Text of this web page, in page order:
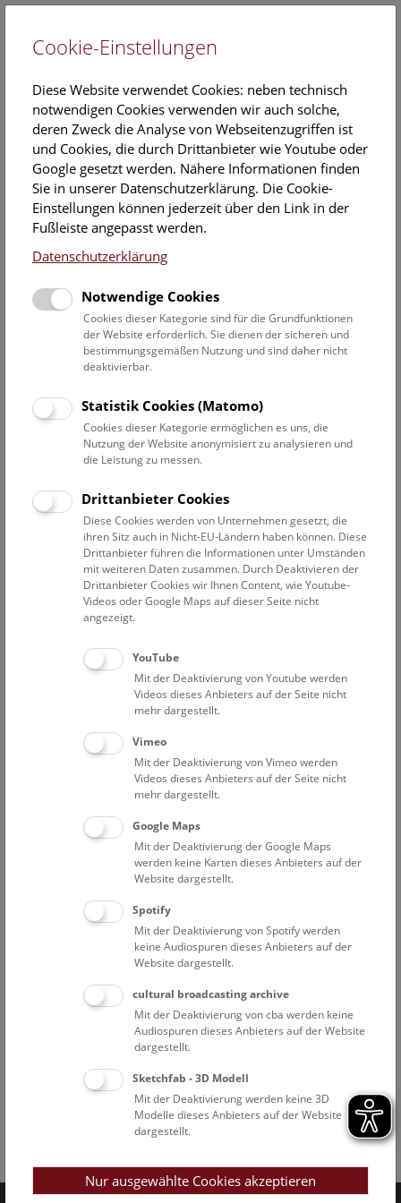
EN
Veranstaltungskalender
Informationen zu Gruppen,- Kindergarten- und
Schulprogrammen finden Siehier
Datumsfilter
28.5.2024
Datum auswählen
Erweiterte Suche
Filter zurücksetzen
28. Mai 2024
Bisher keine Ergebnisse. Dienstags ist das NHM Wien
in der Regel geschlossen. Ausnahmen finden sie
Eine Nacht im Museum
Cookie-Einstellungen
Diese Website verwendet Cookies: neben technisch
notwendigen Cookies verwenden wir auch solche,
deren Zweck die Analyse von Webseitenzugriffen ist
und Cookies, die durch Drittanbieter wie Youtube oder
Google gesetzt werden. Nähere Informationen finden
Sie in unserer Datenschutzerklärung. Die Cookie-
Einstellungen können jederzeit über den Link in der
Fußleiste angepasst werden.
Datenschutzerklärung
Notwendige Cookies
Cookies dieser Kategorie sind für die Grundfunktionen
der Website erforderlich. Sie dienen der sicheren und
bestimmungsgemäßen Nutzung und sind daher nicht
deaktivierbar.
Statistik Cookies (Matomo)
Cookies dieser Kategorie ermöglichen es uns, die
Nutzung der Website anonymisiert zu analysieren und
die Leistung zu messen.
Drittanbieter Cookies
Diese Cookies werden von Unternehmen gesetzt, die
ihren Sitz auch in Nicht-EU-Ländern haben können. Diese
Drittanbieter führen die Informationen unter Umständen
mit weiteren Daten zusammen. Durch Deaktivieren der
Drittanbieter Cookies wir Ihnen Content, wie Youtube-
Videos oder Google Maps auf dieser Seite nicht
angezeigt.
YouTube
Mit der Deaktivierung von Youtube werden
Videos dieses Anbieters auf der Seite nicht
mehr dargestellt.
Vimeo
Mit der Deaktivierung von Vimeo werden
Videos dieses Anbieters auf der Seite nicht
mehr dargestellt.
Google Maps
Mit der Deaktivierung der Google Maps
werden keine Karten dieses Anbieters auf der
Website dargestellt.
Spotify
Mit der Deaktivierung von Spotify werden
keine Audiospuren dieses Anbieters auf der
Website dargestellt.
cultural broadcasting archive
Mit der Deaktivierung von cba werden keine
Audiospuren dieses Anbieters auf der Website
dargestellt.
Sketchfab - 3D Modell
Mit der Deaktivierung werden keine 3D
Modelle dieses Anbieters auf der Website
dargestellt.
Nur ausgewählte Cookies akzeptieren